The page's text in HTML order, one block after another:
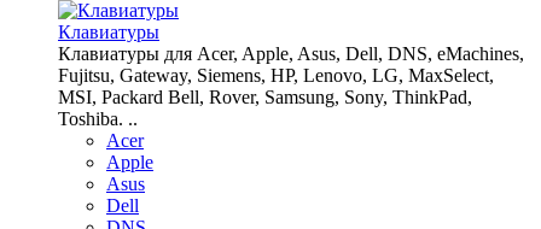
Клавиатуры
Клавиатуры для Acer, Apple, Asus, Dell, DNS, eMachines,
Fujitsu, Gateway, Siemens, HP, Lenovo, LG, MaxSelect,
MSI, Packard Bell, Rover, Samsung, Sony, ThinkPad,
Toshiba. ..
Acer
Apple
Asus
Dell